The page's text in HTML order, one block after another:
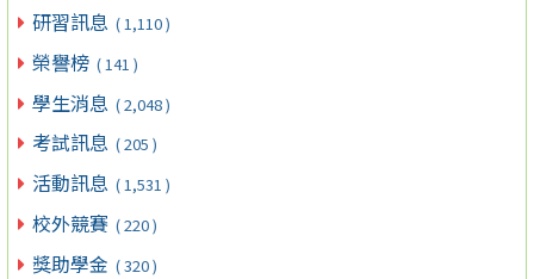
研習訊息 ( 1,110 )
榮譽榜 ( 141 )
學生消息 ( 2,048 )
考試訊息 ( 205 )
活動訊息 ( 1,531 )
校外競賽 ( 220 )
獎助學金 ( 320 )